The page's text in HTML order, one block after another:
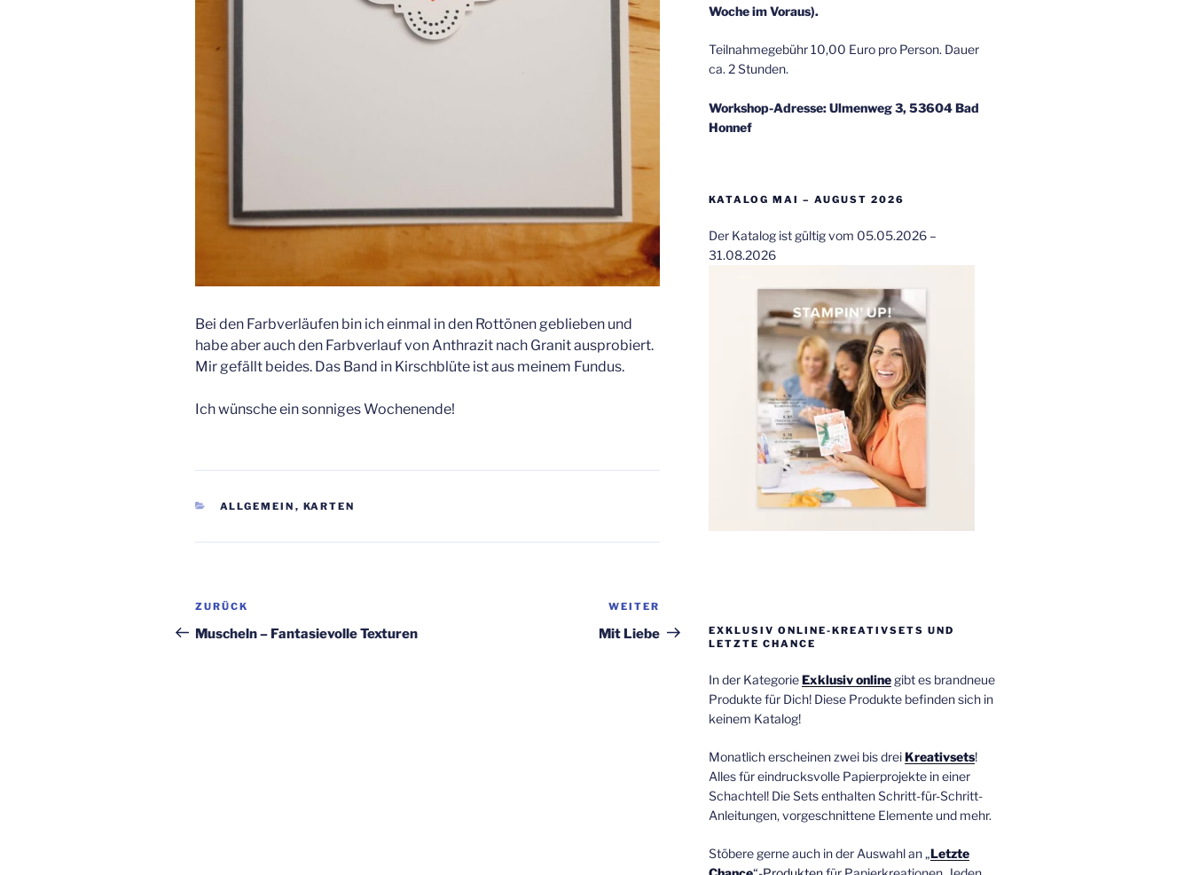
Bei den Farbverläufen bin ich einmal in den Rottönen geblieben und
habe aber auch den Farbverlauf von Anthrazit nach Granit ausprobiert.
Mir gefällt beides. Das Band in Kirschblüte ist aus meinem Fundus.
Ich wünsche ein sonniges Wochenende!
KATEGORIEN
ALLGEMEIN , KARTEN
Beitragsnavigation
Vorheriger
Beitrag
ZURÜCK
Muscheln – Fantasievolle Texturen
Beitrag
WEITER
Mit Liebe
Woche im Voraus).
Teilnahmegebühr 10,00 Euro pro Person. Dauer
ca. 2 Stunden.
Workshop-Adresse: Ulmenweg 3, 53604 Bad
Honnef
KATALOG MAI – AUGUST 2026
Der Katalog ist gültig vom 05.05.2026 –
31.08.2026
EXKLUSIV ONLINE-KREATIVSETS UND
LETZTE CHANCE
In der KategorieExklusiv onlinegibt es brandneue
Produkte für Dich! Diese Produkte befinden sich in
keinem Katalog!
Monatlich erscheinen zwei bis drei Kreativsets!
Alles für eindrucksvolle Papierprojekte in einer
Schachtel! Die Sets enthalten Schritt-für-Schritt-
Anleitungen, vorgeschnittene Elemente und mehr.
Stöbere gerne auch in der Auswahl an „Letzte